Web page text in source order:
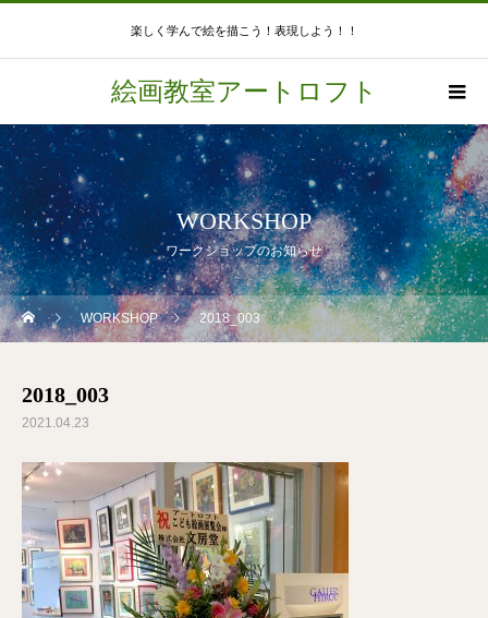
楽しく学んで絵を描こう！表現しよう！！
絵画教室アートロフト
WORKSHOP
ワークショップのお知らせ
WORKSHOP 2018_003
2018_003
2021.04.23